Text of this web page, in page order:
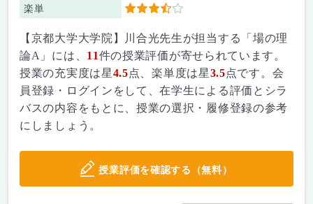
楽単 3.5
【京都大学大学院】川合光先生が担当する「場の理
論A」には、 11件の授業評価が寄せられています。
授業の充実度は星4.5点、楽単度は星3.5点です。会
員登録・ログインをして、在学生による評価とシラ
バスの内容をもとに、授業の選択・履修登録の参考
にしましょう。
授業評価を確認する（無料）